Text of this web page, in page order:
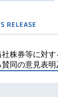
株券等に対す
同の意見表